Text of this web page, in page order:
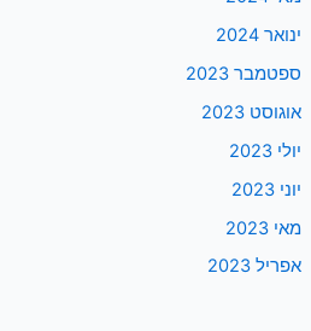
ינואר 2024
ספטמבר 2023
אוגוסט 2023
יולי 2023
יוני 2023
מאי 2023
אפריל 2023